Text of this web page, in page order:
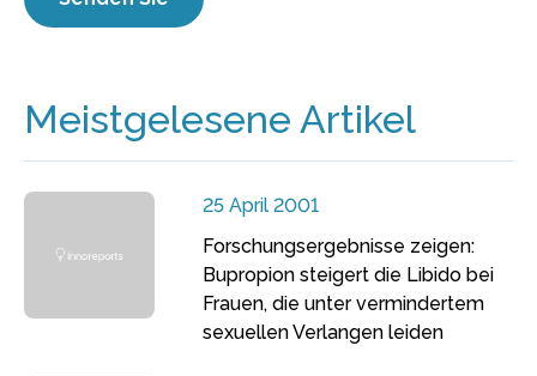
Meistgelesene Artikel
25 April 2001
Forschungsergebnisse zeigen:
Bupropion steigert die Libido bei
Frauen, die unter vermindertem
sexuellen Verlangen leiden